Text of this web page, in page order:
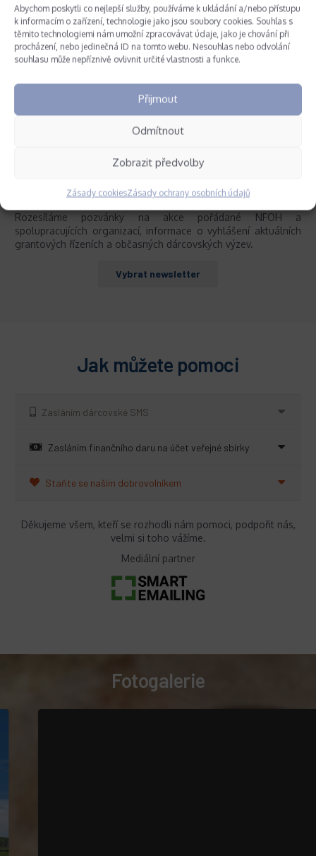
Abychom poskytli co nejlepší služby, používáme k ukládání a/nebo přístupu
k informacím o zařízení, technologie jako jsou soubory cookies. Souhlas s
těmito technologiemi nám umožní zpracovávat údaje, jako je chování při
procházení, nebo jedinečná ID na tomto webu. Nesouhlas nebo odvolání
souhlasu může nepříznivě ovlivnit určité vlastnosti a funkce.
Přijmout
Odmítnout
Zobrazit předvolby
Zásady cookiesZásady ochrany osobních údajů
Zasílání novinek
Rozesíláme pozvánky na akce pořádané NFOH a
spolupracujících organizací, informace o vyhlášení aktuálních
grantových řízeních a občasných dárcovských výzev.
Vybrat newsletter
Jak můžete pomoci
Zasláním dárcovské SMS
Zasláním finančního daru na účet veřejné sbírky
Staňte se naším dobrovolníkem
Děkujeme všem, kteří se rozhodli nám pomoci, podpořit nás,
velmi si toho vážíme.
Mediální partner
Fotogalerie